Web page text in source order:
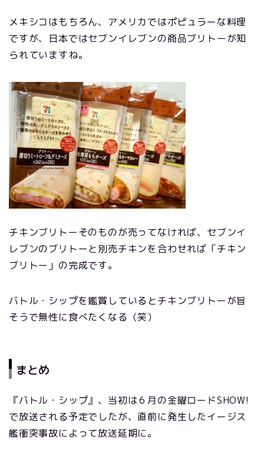
メキシコはもちろん、アメリカではポピュラーな料理
ですが、日本ではセブンイレブンの商品ブリトーが知
られていますね。
チキンブリトーそのものが売ってなければ、セブンイ
レブンのブリトーと別売チキンを合わせれば「チキン
ブリトー」の完成です。
バトル・シップを鑑賞しているとチキンブリトーが旨
そうで無性に食べたくなる（笑）
まとめ
『バトル・シップ』、当初は６月の金曜ロードSHOW!
で放送される予定でしたが、直前に発生したイージス
艦衝突事故によって放送延期に。